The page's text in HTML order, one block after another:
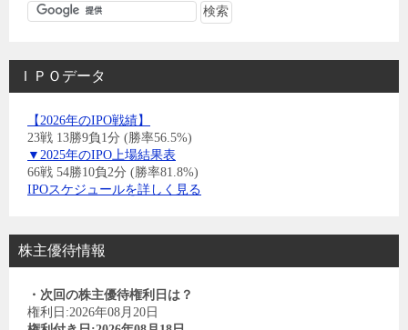
ＩＰＯデータ
【2026年のIPO戦績】
23戦 13勝9負1分 (勝率56.5%)
▼2025年のIPO上場結果表
66戦 54勝10負2分 (勝率81.8%)
IPOスケジュールを詳しく見る
株主優待情報
・次回の株主優待権利日は？
権利日:2026年08月20日